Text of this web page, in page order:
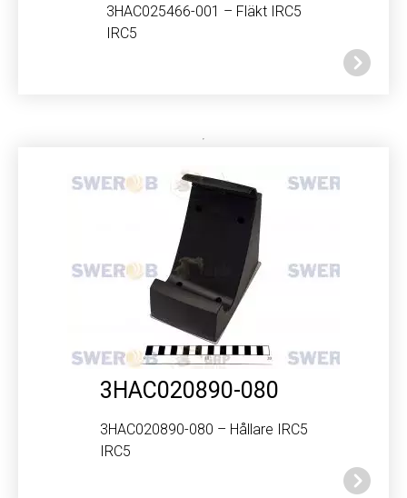
3HAC025466-001 – Fläkt IRC5
IRC5
3HAC020890-080
3HAC020890-080 – Hållare IRC5
IRC5